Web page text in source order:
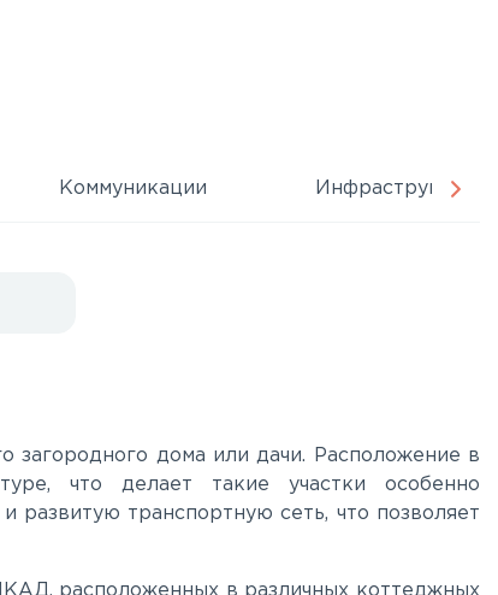
Коммуникации Инфраструктура
загородного дома или дачи. Расположение в
что делает такие участки особенно
транспортную сеть, что позволяет
расположенных в различных коттеджных